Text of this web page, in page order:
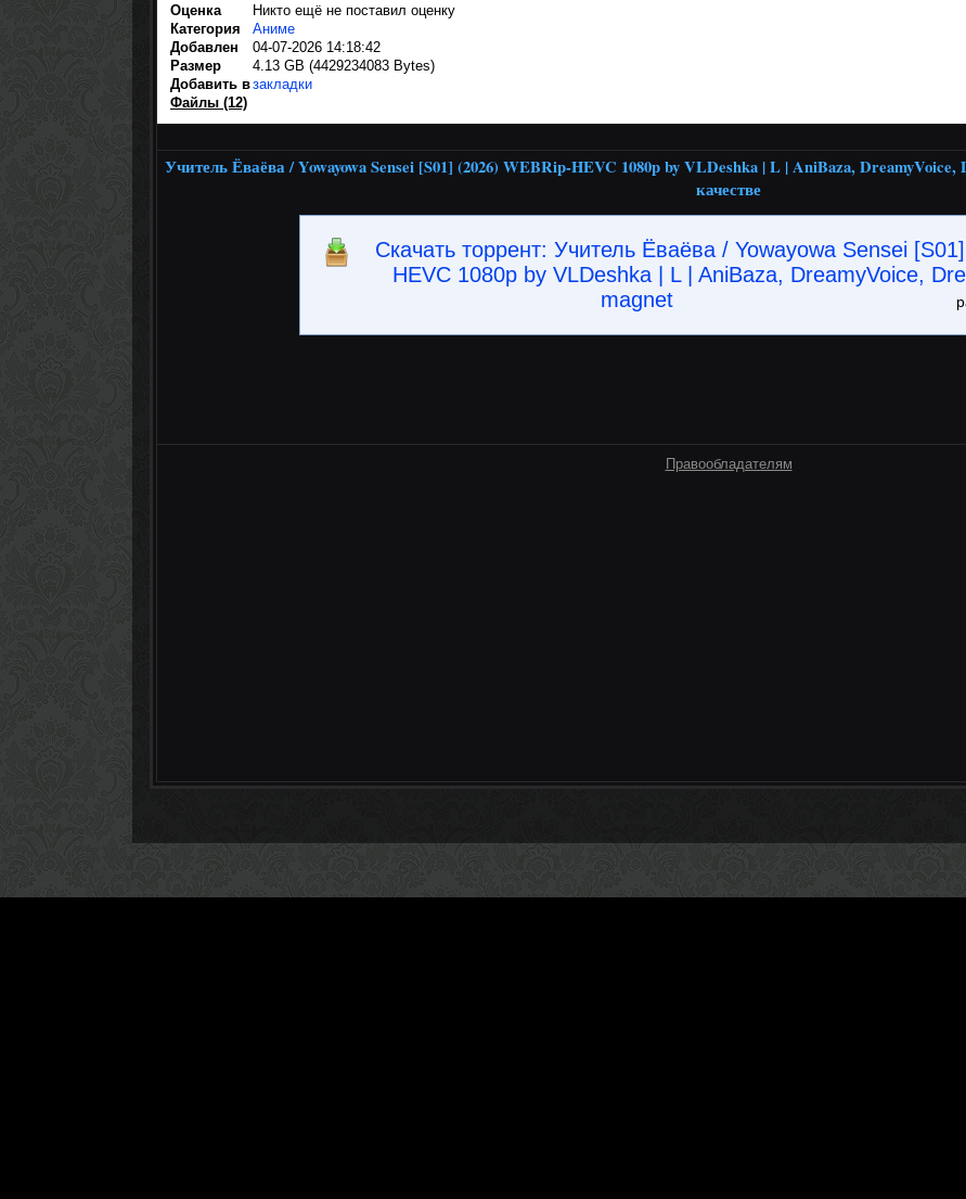
Оценка
Никто ещё не поставил оценку
Категория
Аниме
Добавлен
04-07-2026 14:18:42
Размер
4.13 GB (4429234083 Bytes)
Добавить взакладки
Файлы (12)
Учитель Ёваёва / Yowayowa Sensei [S01] (2026) WEBRip-HEVC 1080p by VLDeshka | L | AniBaza,
качестве
Скачать торрент: Учитель Ёваёва / Yowayowa Sensei
HEVC 1080p by VLDeshka | L | AniBaza, DreamyVoice,
magnet
Правообладателям